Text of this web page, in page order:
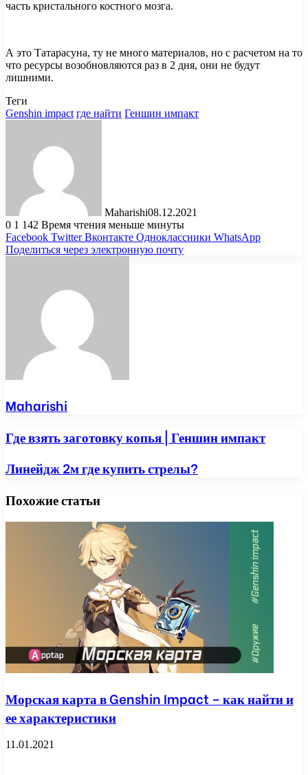
часть кристального костного мозга.
А это Татарасуна, ту не много материалов, но с расчетом на то
что ресурсы возобновляются раз в 2 дня, они не будут
лишними.
Теги
Genshin impact где найти Геншин импакт
Maharishi08.12.2021
0 1 142 Время чтения меньше минуты
Facebook Twitter Вконтакте Одноклассники WhatsApp
Поделиться через электронную почту
Maharishi
Где взять заготовку копья | Геншин импакт
Линейдж 2м где купить стрелы?
Похожие статьи
Морская карта в Genshin Impact – как найти и
ее характеристики
11.01.2021